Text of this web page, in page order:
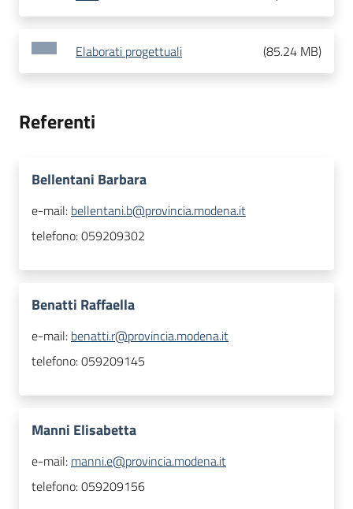
Elaborati progettuali (85.24 MB)
Referenti
Bellentani Barbara
e-mail: bellentani.b@provincia.modena.it
telefono:059209302
Benatti Raffaella
e-mail: benatti.r@provincia.modena.it
telefono:059209145
Manni Elisabetta
e-mail: manni.e@provincia.modena.it
telefono:059209156